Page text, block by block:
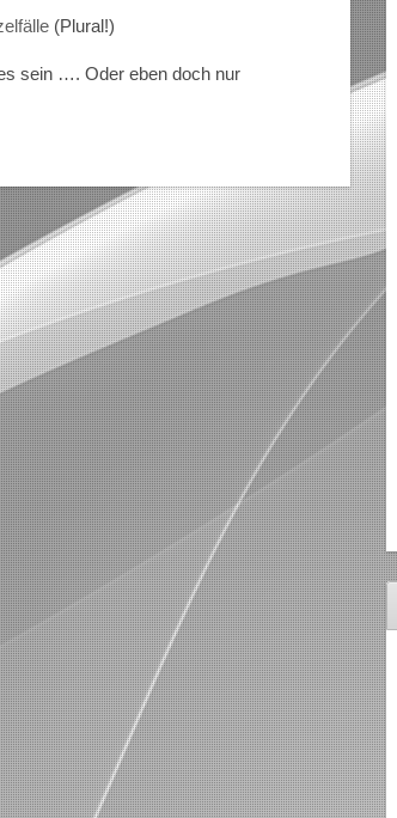
(Plural!)
sein …. Oder eben doch nur